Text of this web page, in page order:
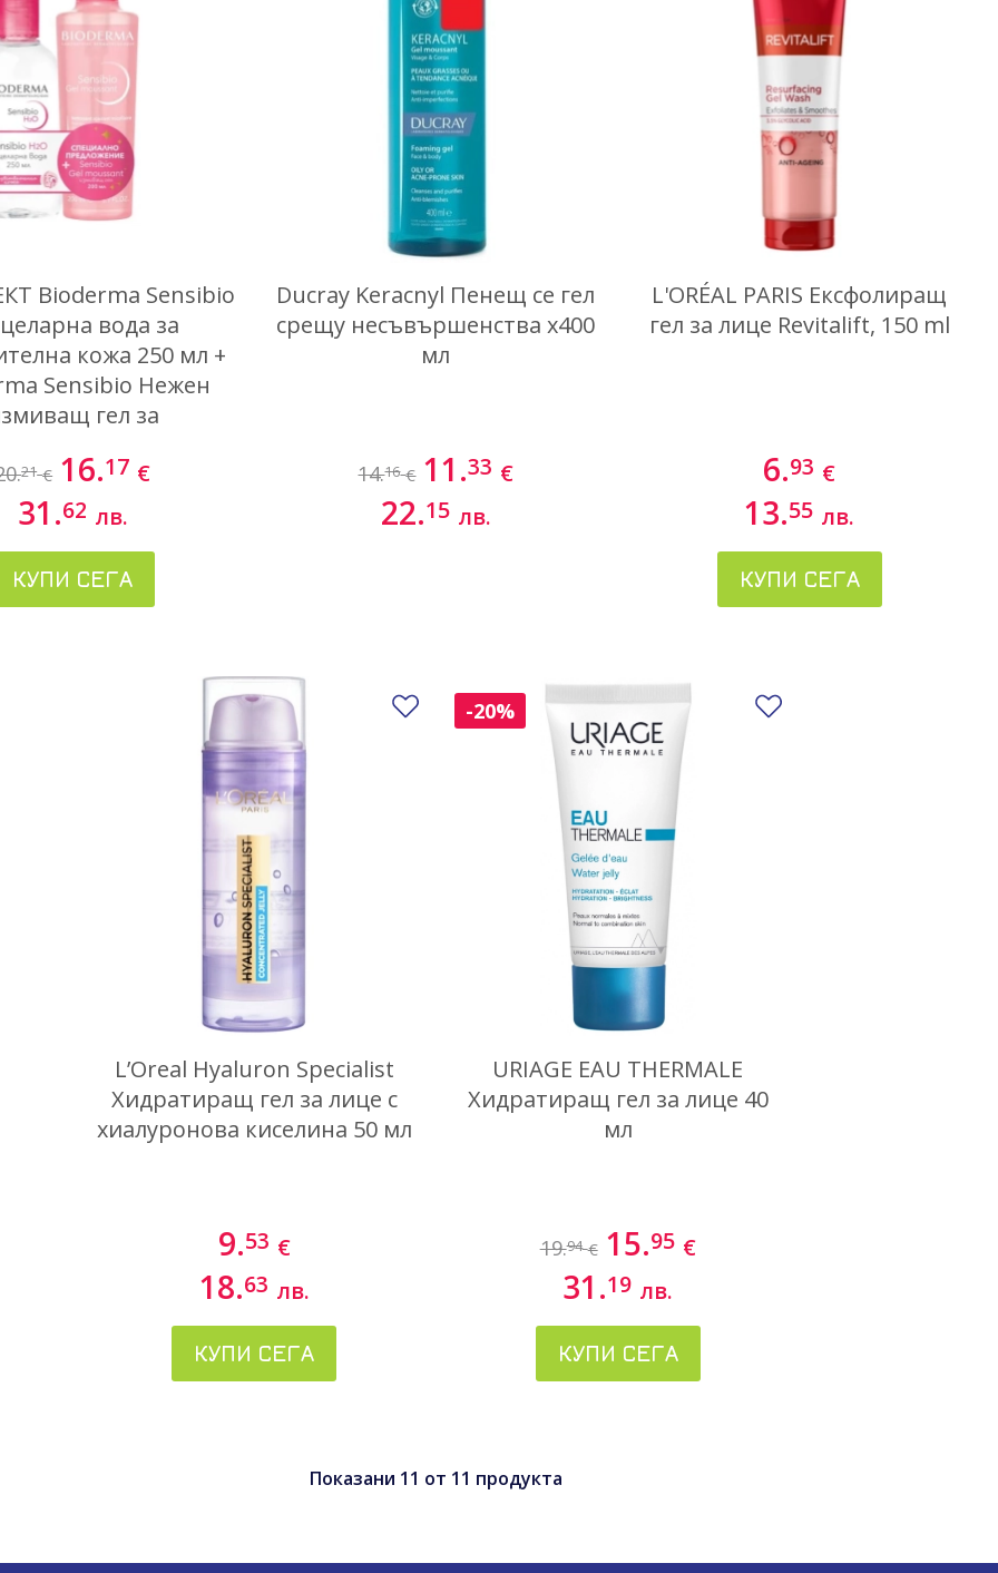
Bioderma Sensibio
вода за
кожа 250 мл +
Sensibio Нежен
гел за
21 € 16.17 €
31.62 лв.
КУПИ СЕГА
Ducray Keracnyl Пенещ се гел
срещу несъвършенства х400
мл
14.16 €11.33 €
22.15 лв.
L'ORÉAL PARIS Ексфолиращ
гел за лице Revitalift, 150 ml
6.93 €
13.55 лв.
КУПИ СЕГА
L’Oreal Hyaluron Specialist
Хидратиращ гел за лице с
хиалуронова киселина 50 мл
9.53 €
18.63 лв.
КУПИ СЕГА
Добави в любими
URIAGE EAU THERMALE
Хидратиращ гел за лице 40
мл
19.94 €15.95 €
31.19 лв.
КУПИ СЕГА
-20%
Показани 11 от 11 продукта